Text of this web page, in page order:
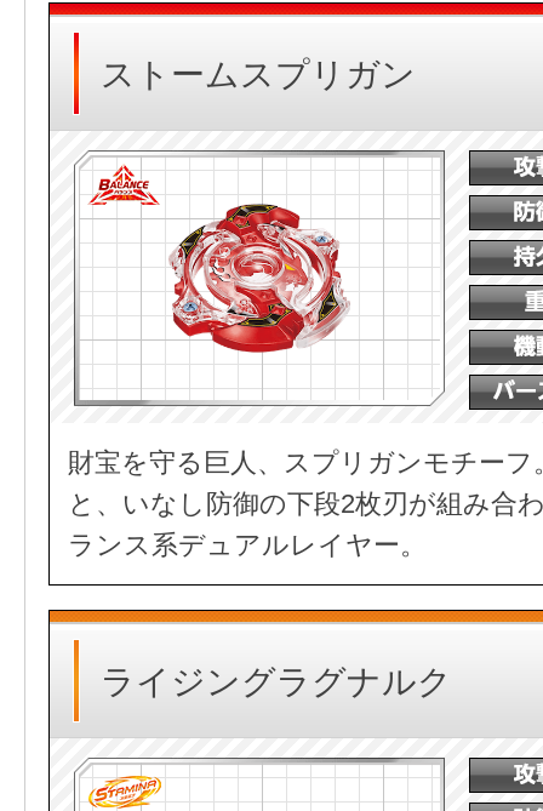
ストームスプリガン
財宝を守る巨人、スプリガンモチーフ
と、いなし防御の下段2枚刃が組み合
ランス系デュアルレイヤー。
ライジングラグナルク